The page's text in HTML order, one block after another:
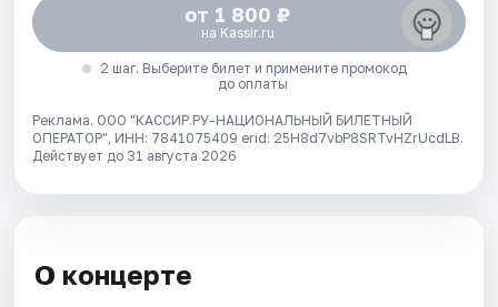
от 1 800 ₽
на Kassir.ru
2 шаг. Выберите билет и примените промокод
до оплаты
Реклама. ООО "КАССИР.РУ-НАЦИОНАЛЬНЫЙ БИЛЕТНЫЙ
ОПЕРАТОР", ИНН: 7841075409 erid: 25H8d7vbP8SRTvHZrUcdLB.
Действует до 31 августа 2026
О концерте